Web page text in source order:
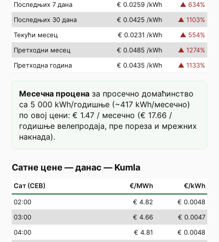
Последњих 7 дана
€ 0.0259 /kWh ▲ 634%
Последњих 30 дана
€ 0.0425 /kWh ▲ 1103%
Текући месец
€ 0.0231 /kWh ▲ 554%
Претходни месец
€ 0.0485 /kWh ▲ 1274%
Претходна година
€ 0.0435 /kWh ▲ 1133%
Месечна процена за просечно домаћинство
са 5 000 kWh/годишње (~417 kWh/месечно)
по овој цени: € 1.47 / месечно (€ 17.66 /
годишње велепродаја, пре пореза и мрежних
накнада).
Сатне цене — данас — Kumla
Сат (СЕВ) €/MWh €/kWh
02:00 € 4.82
€ 0.0048
03:00 € 4.66
€ 0.0047
04:00 € 4.81
€ 0.0048